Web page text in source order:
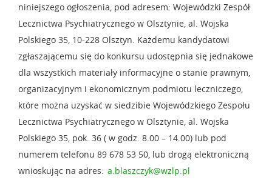
niniejszego ogłoszenia, pod adresem: Wojewódzki Zespół
Lecznictwa Psychiatrycznego w Olsztynie, al. Wojska
Polskiego 35, 10-228 Olsztyn. Każdemu kandydatowi
zgłaszającemu się do konkursu udostępnia się jednakowe
dla wszystkich materiały informacyjne o stanie prawnym,
organizacyjnym i ekonomicznym podmiotu leczniczego,
które można uzyskać w siedzibie Wojewódzkiego Zespołu
Lecznictwa Psychiatrycznego w Olsztynie, al. Wojska
Polskiego 35, pok. 36 ( w godz. 8.00 – 14.00) lub pod
numerem telefonu 89 678 53 50, lub drogą elektroniczną
wnioskując na adres: a.blaszczyk@wzlp.pl